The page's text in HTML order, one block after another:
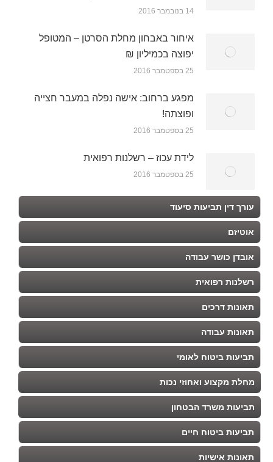
14 בנובמבר 2016
איחור באבחון מחלת הסרטן – המטופל
יפוצה בכמיליון ₪
25 בספטמבר 2016
מפגע ברחוב: אישה נפלה במעבר חצייה
ופוצתה!
25 בספטמבר 2016
לידת עכוז – רשלנות רפואית
25 בספטמבר 2016
עורך דין תביעות סיעוד
אוטיזם
אובדן כושר עבודה
רשלנות רפואית
תאונות דרכים
תאונות עבודה
תביעות ביטוח לאומי
מחלת מקצוע ואחוזי נכות
תביעות משרד הבטחון
תביעות ביטוח חיים
תאונות אישיות